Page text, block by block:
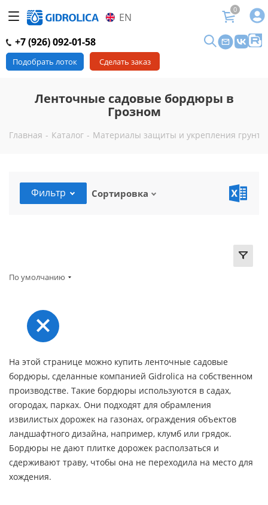
EN
0
+7 (926) 092-01-58
Подобрать лоток Сделать заказ
Ленточные садовые бордюры в
Грозном
Главная - Каталог - Материалы защиты и укрепления грунта
Фильтр Сортировка
По умолчанию
На этой странице можно купить ленточные садовые
бордюры, сделанные компанией Gidrolica на собственном
производстве. Такие бордюры используются в садах,
огородах, парках. Они подходят для обрамления
извилистых дорожек на газонах, ограждения объектов
ландшафтного дизайна, например, клумб или грядок.
Бордюры не дают плитке дорожек расползаться и
сдерживают траву, чтобы она не переходила на место для
хождения.